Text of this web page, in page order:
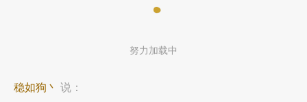
努力加载中
稳如狗丶 说：